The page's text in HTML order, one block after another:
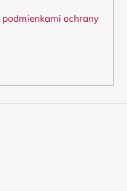
podmienkami ochrany